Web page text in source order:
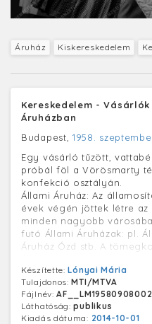
Áruház Kiskereskedelem
Kereskedelem -
Áruházban
Budapest, 1958.
Egy vásárló tűzött,
próbál föl a Vörösmarty
konfekció osztályán.
Állami Áruház: Az
évek végén jöttek létre az
minden nagyobb
futó Állami Áruházak: pl.
Áruház Ózd stb. A
Áruházak néven működött
Készítette:Lónyai Mária
Tulajdonos:MTI/MTVA
Fájlnév:
Láthatóság:publikus
Kiadás dátuma: 2014-10-01